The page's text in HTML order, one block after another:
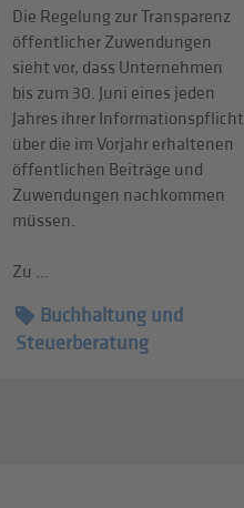
Die Regelung zur Transparenz
öffentlicher Zuwendungen
sieht vor, dass Unternehmen
bis zum 30. Juni eines jeden
Jahres ihrer Informationspflicht
über die im Vorjahr erhaltenen
öffentlichen Beiträge und
Zuwendungen nachkommen
müssen.
Zu ...
Buchhaltung und
Steuerberatung